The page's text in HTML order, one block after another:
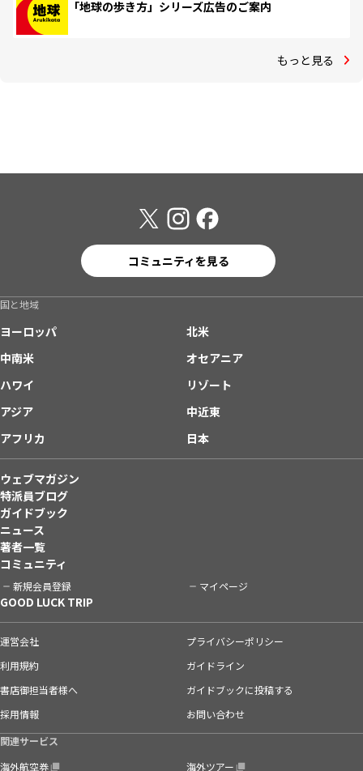
「地球の歩き方」シリーズ広告のご案内
もっと見る
コミュニティを見る
国と地域
ヨーロッパ
北米
中南米
オセアニア
ハワイ
リゾート
アジア
中近東
アフリカ
日本
ウェブマガジン
特派員ブログ
ガイドブック
ニュース
著者一覧
コミュニティ
新規会員登録 マイページ
GOOD LUCK TRIP
運営会社
プライバシーポリシー
利用規約
ガイドライン
書店御担当者様へ
ガイドブックに投稿する
採用情報
お問い合わせ
関連サービス
海外航空券
海外ツアー